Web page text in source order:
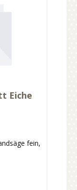
Eiche
fein,